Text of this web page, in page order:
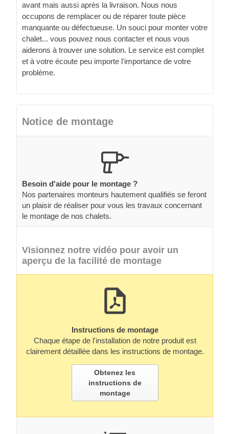
avant mais aussi après la livraison. Nous nous
occupons de remplacer ou de réparer toute pièce
manquante ou défectueuse. Un souci pour monter votre
chalet... vous pouvez nous contacter et nous vous
aiderons à trouver une solution. Le service est complet
et à votre écoute peu importe l'importance de votre
problème.
Notice de montage
Besoin d'aide pour le montage ?
Nos partenaires monteurs hautement qualifiés se feront
un plaisir de réaliser pour vous les travaux concernant
le montage de nos chalets.
Visionnez notre vidéo pour avoir un
aperçu de la facilité de montage
Instructions de montage
Chaque étape de l'installation de notre produit est
clairement détaillée dans les instructions de montage.
Obtenez les
instructions de
montage